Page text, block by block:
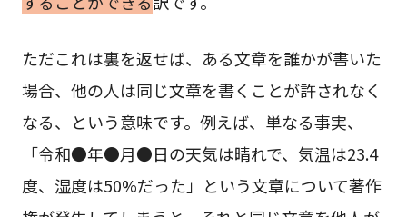
ただこれは裏を返せば、ある文章を誰かが書いた
場合、他の人は同じ文章を書くことが許されなく
なる、という意味です。例えば、単なる事実、
「令和●年●月●日の天気は晴れで、気温は23.4
度、湿度は50%だった」という文章について著作